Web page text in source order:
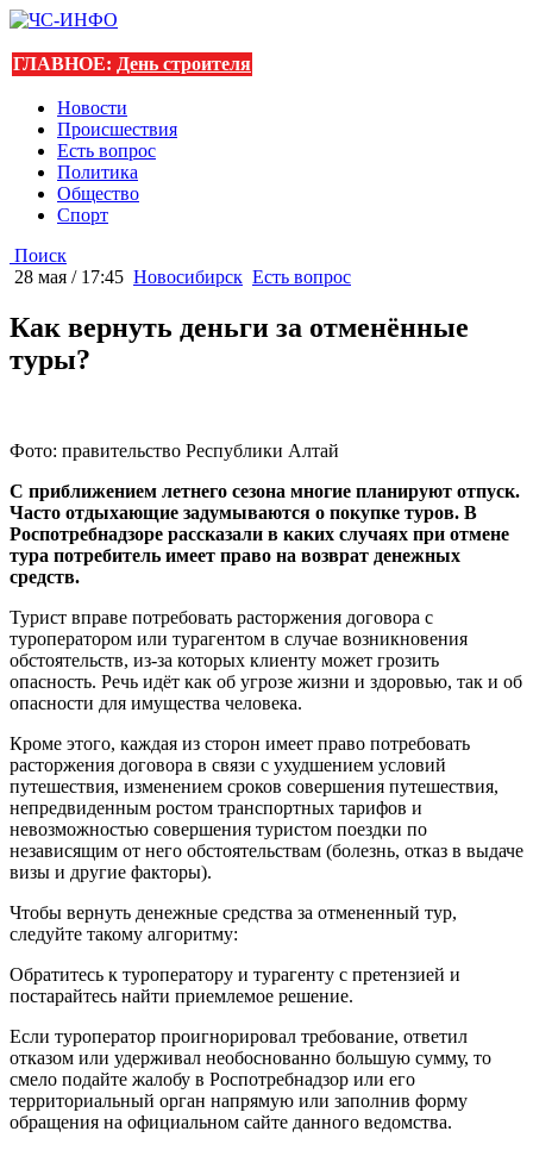
ГЛАВНОЕ: День строителя
Новости
Происшествия
Есть вопрос
Политика
Общество
Спорт
Поиск
28 мая / 17:45 Новосибирск Есть вопрос
Как вернуть деньги за отменённые
туры?
Фото: правительство Республики Алтай
С приближением летнего сезона многие планируют отпуск.
Часто отдыхающие задумываются о покупке туров. В
Роспотребнадзоре рассказали в каких случаях при отмене
тура потребитель имеет право на возврат денежных
средств.
Турист вправе потребовать расторжения договора с
туроператором или турагентом в случае возникновения
обстоятельств, из-за которых клиенту может грозить
опасность. Речь идёт как об угрозе жизни и здоровью, так и об
опасности для имущества человека.
Кроме этого, каждая из сторон имеет право потребовать
расторжения договора в связи с ухудшением условий
путешествия, изменением сроков совершения путешествия,
непредвиденным ростом транспортных тарифов и
невозможностью совершения туристом поездки по
независящим от него обстоятельствам (болезнь, отказ в выдаче
визы и другие факторы).
Чтобы вернуть денежные средства за отмененный тур,
следуйте такому алгоритму:
Обратитесь к туроператору и турагенту с претензией и
постарайтесь найти приемлемое решение.
Если туроператор проигнорировал требование, ответил
отказом или удерживал необоснованно большую сумму, то
смело подайте жалобу в Роспотребнадзор или его
территориальный орган напрямую или заполнив форму
обращения на официальном сайте данного ведомства.